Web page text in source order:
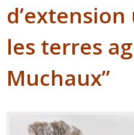
les terres
Muchaux”